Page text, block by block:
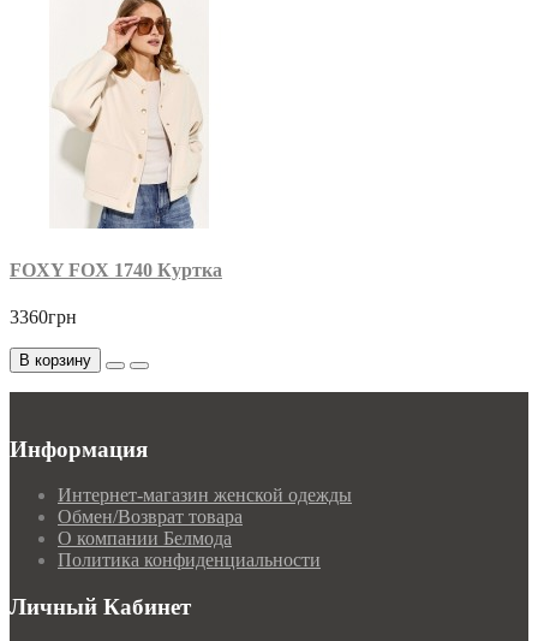
FOXY FOX 1740 Куртка
3360грн
В корзину
Информация
Интернет-магазин женской одежды
Обмен/Возврат товара
О компании Белмода
Политика конфиденциальности
Личный Кабинет